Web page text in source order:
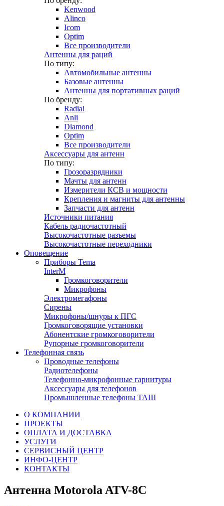
Kenwood
Alinco
Icom
Optim
Все производители
Антенны для раций
По типу:
Автомобильные антенны
Базовые антенны
Антенны для портативных раций
По бренду:
Radial
Anli
Diamond
Optim
Все производители
Аксессуары для антенн
По типу:
Грозоразрядники
Мачты для антенн
Измерители КСВ и мощности
Крепления и магниты для антенны
Запчасти для антенн
Источники питания
Кабель радиочастотный
Высокочастотные разъемы
Высокочастотные переходники
Оповещение
Приборы Tema
InterM
Громкоговорители
Микрофоны
Электромегафоны
Сирены
Микрофоны/шнуры к ПГС
Громкоговорящие установки
Абонентские громкоговорители
Рупорные громкоговорители
Телефонная связь
Проводные телефоны
Радиотелефоны
Телефонно-микрофонные гарнитуры
Аксессуары для телефонов
Промышленные телефоны ТАШ
О КОМПАНИИ
ПРОЕКТЫ
ОПЛАТА И ДОСТАВКА
УСЛУГИ
СЕРВИСНЫЙ ЦЕНТР
ИНФО-ЦЕНТР
КОНТАКТЫ
Антенна Motorola ATV-8C